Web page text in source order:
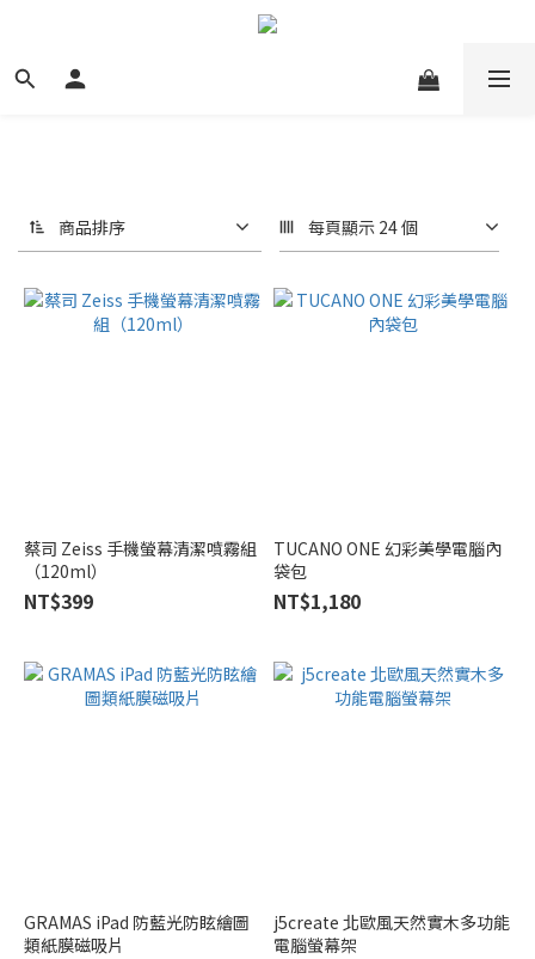
商品排序 每頁顯示 24 個
蔡司 Zeiss 手機螢幕清潔噴霧組
（120ml）
NT$399
TUCANO ONE 幻彩美學電腦內
袋包
NT$1,180
GRAMAS iPad 防藍光防眩繪圖
類紙膜磁吸片
j5create 北歐風天然實木多功能
電腦螢幕架